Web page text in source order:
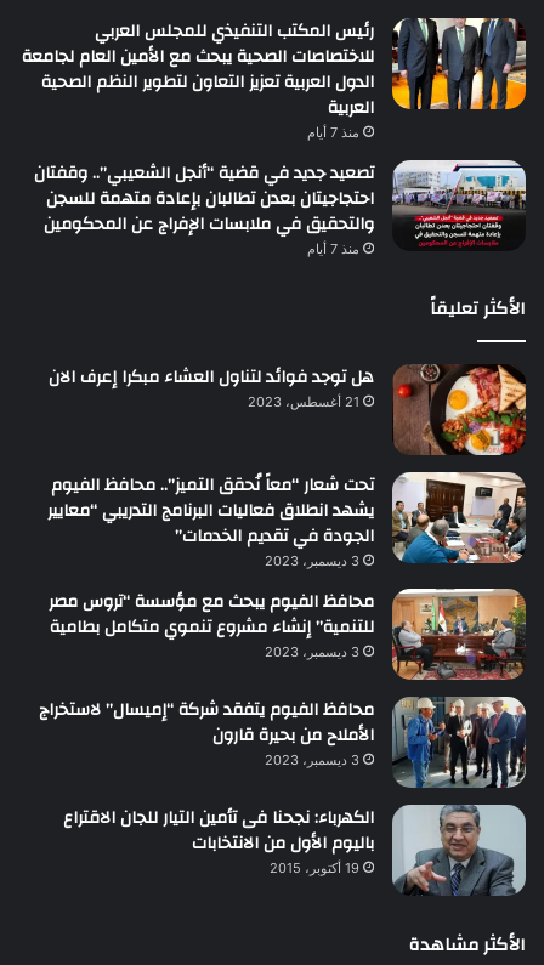
رئيس المكتب التنفيذي للمجلس العربي
للاختصاصات الصحية يبحث مع الأمين العام لجامعة
الدول العربية تعزيز التعاون لتطوير النظم الصحية
العربية
منذ 7 أيام
تصعيد جديد في قضية “أنجل الشعيبي”.. وقفتان
احتجاجيتان بعدن تطالبان بإعادة متهمة للسجن
والتحقيق في ملابسات الإفراج عن المحكومين
منذ 7 أيام
الأكثر تعليقاً
هل توجد فوائد لتناول العشاء مبكرا إعرف الان
21 أغسطس، 2023
تحت شعار “معاً نُحقق التميز”.. محافظ الفيوم
يشهد انطلاق فعاليات البرنامج التدريبي “معايير
الجودة في تقديم الخدمات”
3 ديسمبر، 2023
محافظ الفيوم يبحث مع مؤسسة “تروس مصر
للتنمية” إنشاء مشروع تنموي متكامل بطامية
3 ديسمبر، 2023
محافظ الفيوم يتفقد شركة “إميسال” لاستخراج
الأملاح من بحيرة قارون
3 ديسمبر، 2023
الكهرباء: نجحنا فى تأمين التيار للجان الاقتراع
باليوم الأول من الانتخابات
19 أكتوبر، 2015
الأكثر مشاهدة